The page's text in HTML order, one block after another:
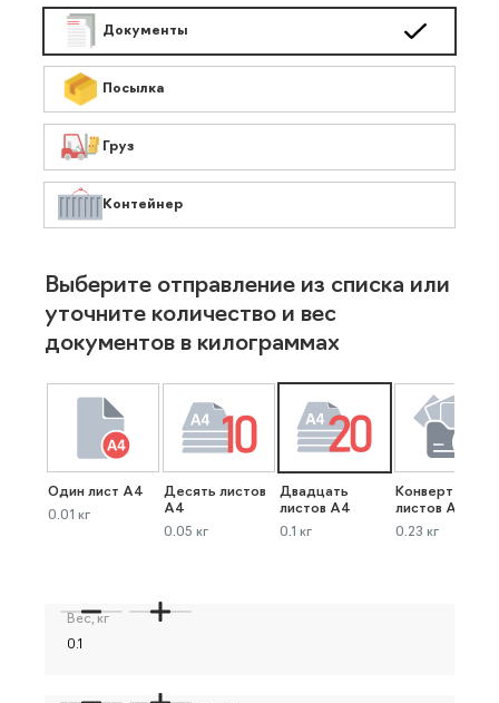
Документы
Посылка
Груз
Контейнер
Выберите отправление из списка или
уточните количество и вес
документов в килограммах
Один лист А4
0.01 кг
Десять листов
А4
0.05 кг
Двадцать
листов А4
0.1 кг
Конверт до 40
листов А4
0.23 кг
Вес, кг